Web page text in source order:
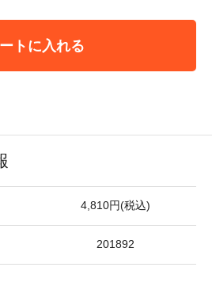
トに入れる
4,810円(税込)
201892